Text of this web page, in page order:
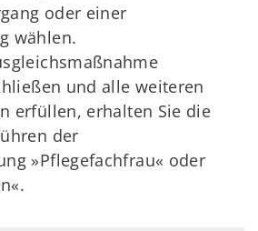
oder einer
wählen.
und alle weiteren
erfüllen, erhalten Sie die
der
»Pflegefachfrau« oder